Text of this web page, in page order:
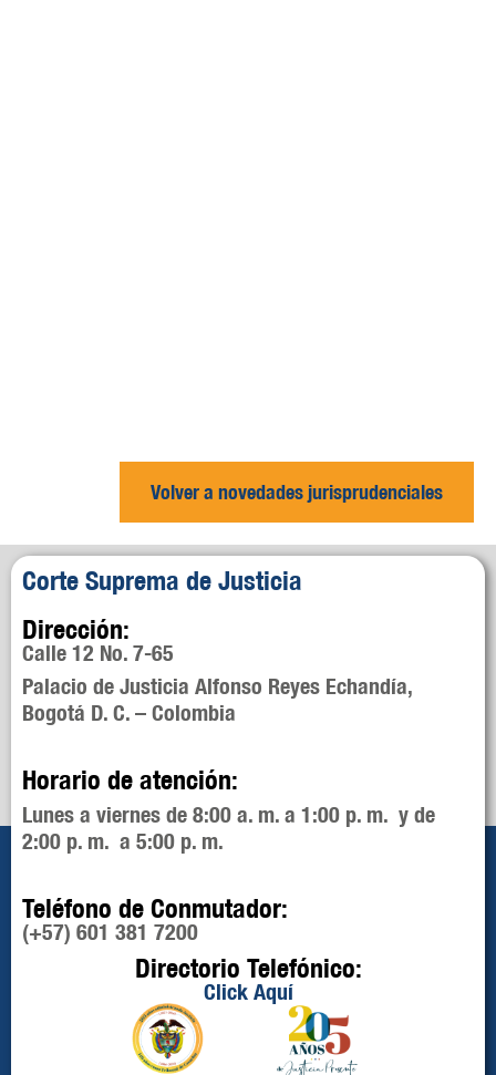
Volver a novedades jurisprudenciales
Corte Suprema de Justicia
Dirección:
Calle 12 No. 7-65
Palacio de Justicia Alfonso Reyes Echandía,
Bogotá D. C. – Colombia
Horario de atención:
Lunes a viernes de 8:00 a. m. a 1:00 p. m. y de
2:00 p. m. a 5:00 p. m.
Teléfono de Conmutador:
(+57) 601 381 7200
Directorio Telefónico:
Click Aquí